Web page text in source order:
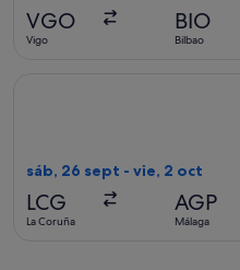
VGO
Vigo
BIO
Bilbao
sáb, 26 sept - vie, 2 oct
LCG
La Coruña
AGP
Málaga